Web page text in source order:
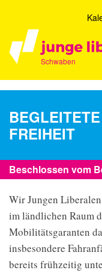
Schwaben
FREIHEIT
Beschlossen vom
Wir Jungen
im ländlichen Raum
Mobilitätsgaranten
insbesondere
bereits frühzeitig